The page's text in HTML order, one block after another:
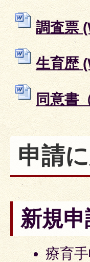
調査票
生育歴
同意書
申請
新規申
療育